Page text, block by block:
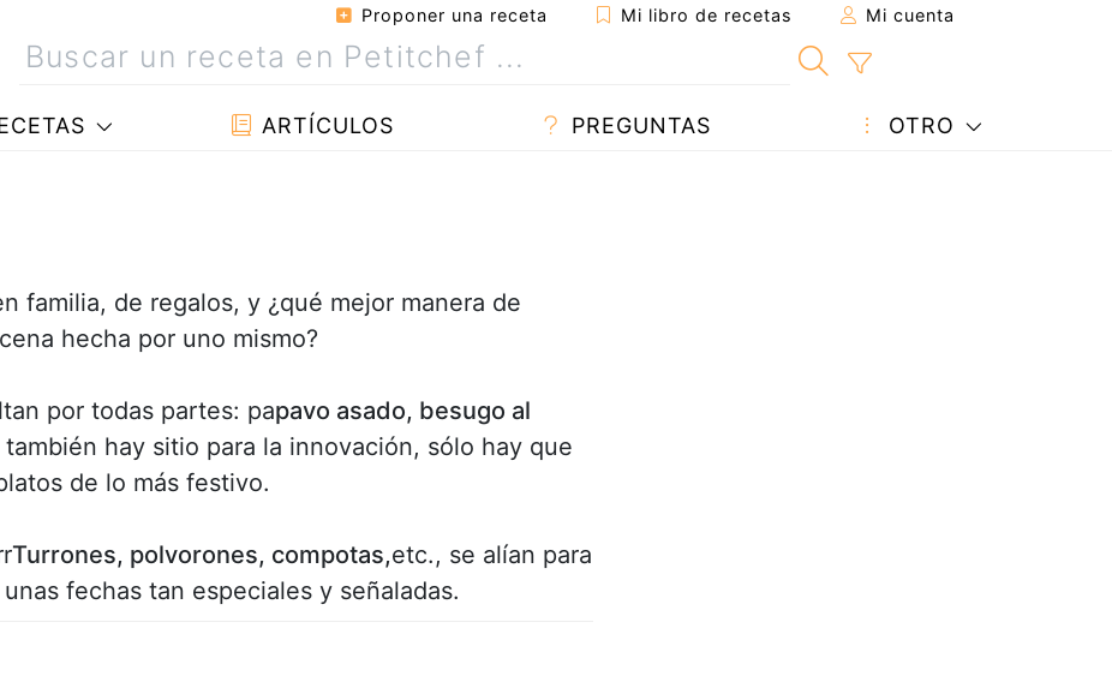
Proponer una receta Mi libro de recetas Mi cuenta
ARTÍCULOS PREGUNTAS OTRO
familia, de regalos, y ¿qué mejor manera de
hecha por uno mismo?
por todas partes: papavo asado, besugo al
hay sitio para la innovación, sólo hay que
de lo más festivo.
Turrones, polvorones, compotas,etc., se alían para
fechas tan especiales y señaladas.